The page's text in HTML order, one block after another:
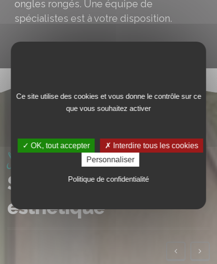
ongles rongés. Une équipe de
spécialistes est à votre disposition.
Nos services
SPA, Beauté et
esthétique
Ce site utilise des cookies et vous donne le contrôle sur ce
que vous souhaitez activer
✓ OK, tout accepter
✗ Interdire tous les cookies
Personnaliser
Politique de confidentialité